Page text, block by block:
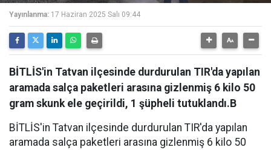
Yayınlanma: 17 Haziran 2025 Salı 09:44
BİTLİS'in Tatvan ilçesinde durdurulan TIR'da yapılan
aramada salça paketleri arasına gizlenmiş 6 kilo 50
gram skunk ele geçirildi, 1 şüpheli tutuklandı.B
BİTLİS'in Tatvan ilçesinde durdurulan TIR'da yapılan
aramada salça paketleri arasına gizlenmiş 6 kilo 50